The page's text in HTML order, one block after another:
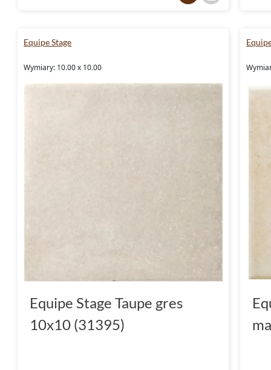
Equipe Stage
Wymiary: 10.00 x 10.00
Equipe Stage Taupe gres
10x10 (31395)